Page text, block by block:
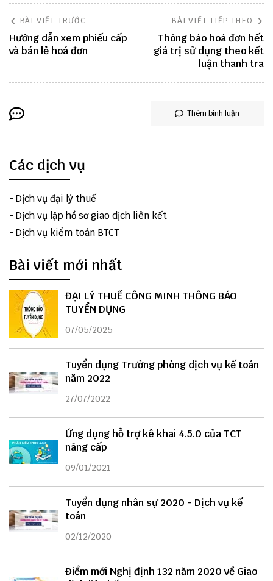
BÀI VIẾT TRƯỚC
Hướng dẫn xem phiếu cấp
và bán lẻ hoá đơn
BÀI VIẾT TIẾP THEO
Thông báo hoá đơn hết
giá trị sử dụng theo kết
luận thanh tra
Thêm bình luận
Các dịch vụ
- Dịch vụ đại lý thuế
- Dịch vụ lập hồ sơ giao dịch liên kết
- Dịch vụ kiểm toán BTCT
Bài viết mới nhất
ĐẠI LÝ THUẾ CÔNG MINH THÔNG BÁO
TUYỂN DỤNG
07/05/2025
Tuyển dụng Trưởng phòng dịch vụ kế toán
năm 2022
27/07/2022
Ứng dụng hỗ trợ kê khai 4.5.0 của TCT
nâng cấp
09/01/2021
Tuyển dụng nhân sự 2020 - Dịch vụ kế
toán
02/12/2020
Điểm mới Nghị định 132 năm 2020 về Giao